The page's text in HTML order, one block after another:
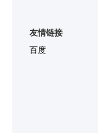
友情链接
百度